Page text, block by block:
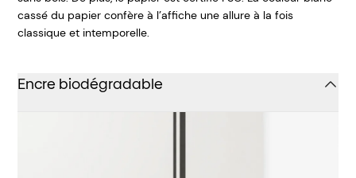
cassé du papier confère à l’affiche une allure à la fois
classique et intemporelle.
Encre biodégradable